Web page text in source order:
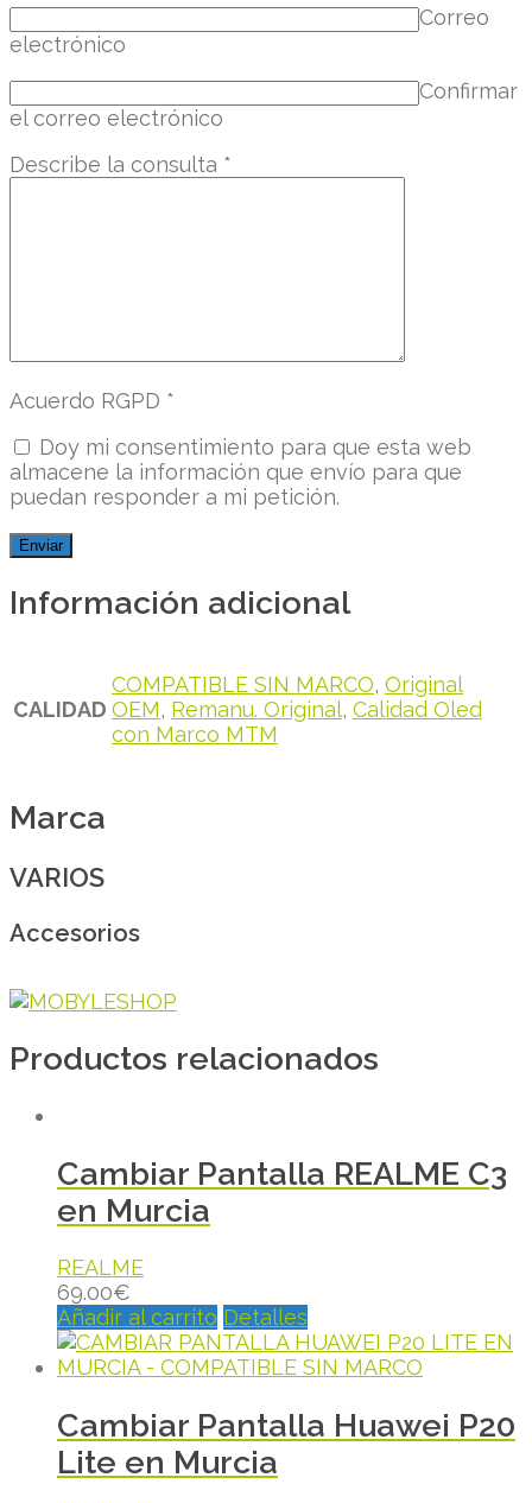
Correo
electrónico
Confirmar
el correo electrónico
Describe la consulta *
Acuerdo RGPD *
Doy mi consentimiento para que esta web
almacene la información que envío para que
puedan responder a mi petición.
Información adicional
CALIDAD
COMPATIBLE SIN MARCO, Original
OEM, Remanu. Original, Calidad Oled
con Marco MTM
Marca
VARIOS
Accesorios
Productos relacionados
Cambiar Pantalla REALME C3
en Murcia
REALME
69.00€
Añadir al carrito Detalles
Cambiar Pantalla Huawei P20
Lite en Murcia